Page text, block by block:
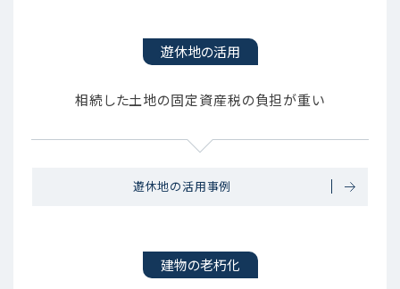
遊休地の活用
相続した土地の固定資産税の負担が重い
遊休地の活用事例
建物の老朽化